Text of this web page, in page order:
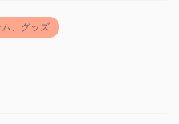
、グッズ